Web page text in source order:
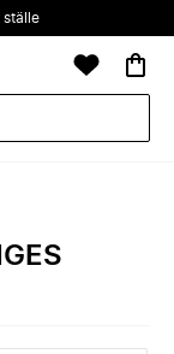
ställe